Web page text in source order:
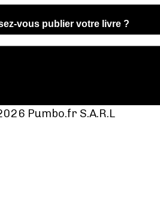
vous publier votre livre ?
Pumbo.fr S.A.R.L